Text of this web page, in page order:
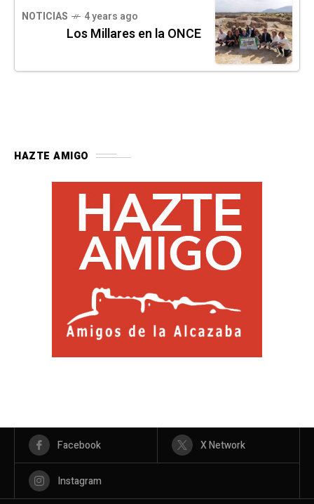
NOTICIAS 4 years ago
Los Millares en la ONCE
HAZTE AMIGO
Facebook X Network
Instagram